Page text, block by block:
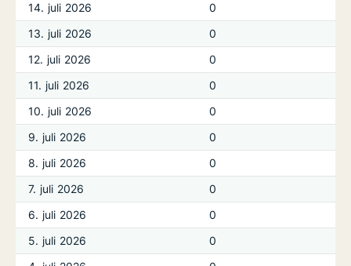
14. juli 2026
0
13. juli 2026
0
12. juli 2026
0
11. juli 2026
0
10. juli 2026
0
9. juli 2026
0
8. juli 2026
0
7. juli 2026
0
6. juli 2026
0
5. juli 2026
0